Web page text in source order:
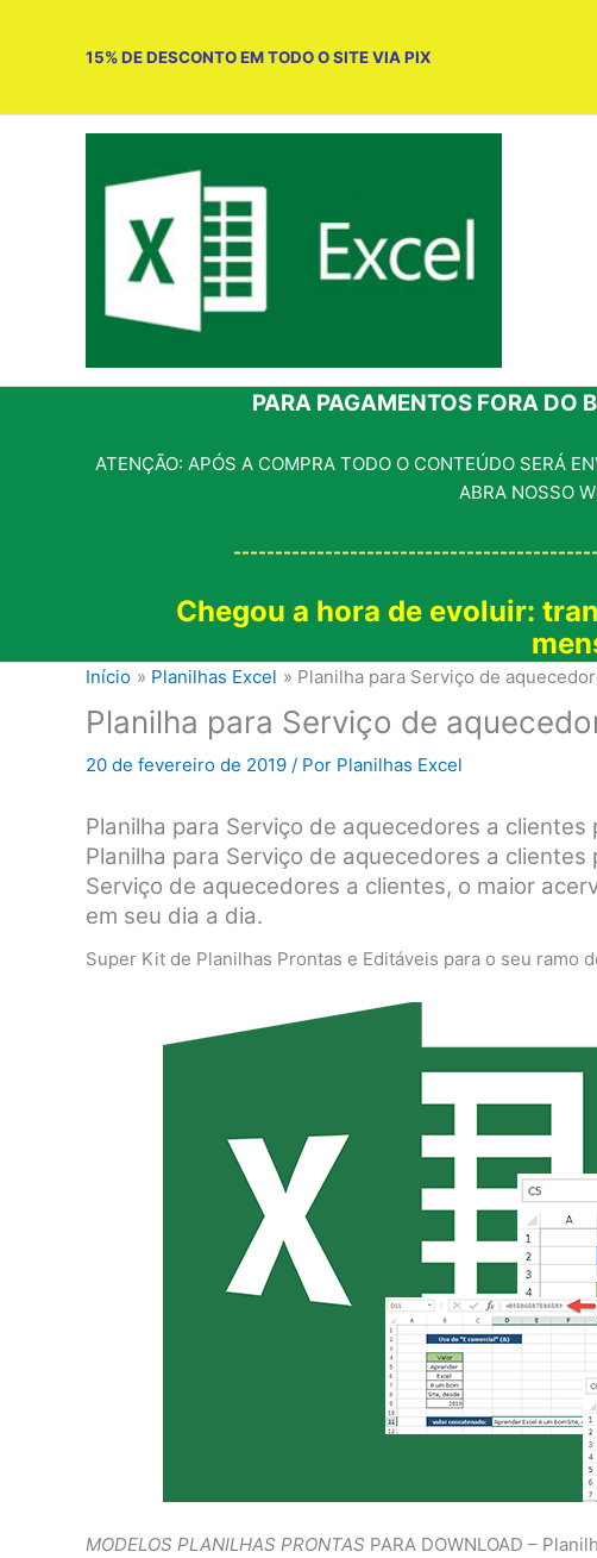
15% DE DESCONTO EM TODO O SITE VIA PIX
PARA PAGAMENTOS FORA DO
ATENÇÃO: APÓS A COMPRA TODO O CONTEÚDO SERÁ
ABRA NOSSO
Chegou a hora de evoluir:
Início Planilhas Excel Planilha para Serviço de
Planilha para Serviço de
20 de fevereiro de 2019 / Por Planilhas Excel
Planilha para Serviço de aquecedores a
Planilha para Serviço de aquecedores a
Serviço de aquecedores a clientes, o maior
em seu dia a dia.
Super Kit de Planilhas Prontas e Editáveis para o seu ramo
MODELOS PLANILHAS PRONTAS PARA DOWNLOAD –